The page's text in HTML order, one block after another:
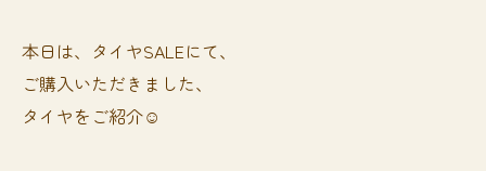
本日は、タイヤSALEにて、
ご購入いただきました、
タイヤをご紹介☺️